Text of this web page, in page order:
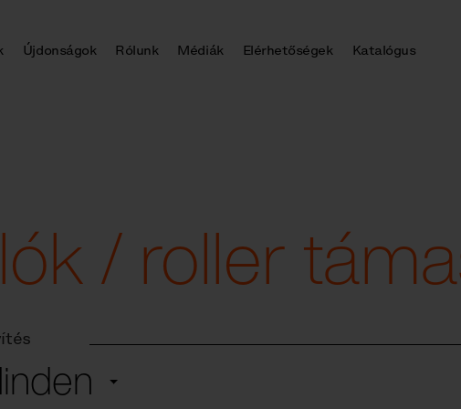
Újdonságok Rólunk Médiák Elérhetőségek Katalógus
/ roller